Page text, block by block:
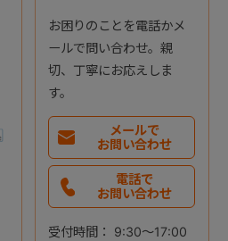
お困りのことを電話かメ
ールで問い合わせ。親
切、丁寧にお応えしま
す。
メールで
お問い合わせ
電話で
お問い合わせ
受付時間： 9:30～17:00